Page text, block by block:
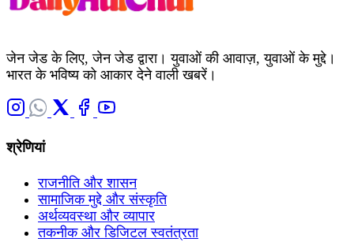
जेन जेड के लिए, जेन जेड द्वारा। युवाओं की आवाज़, युवाओं के मुद्दे।
भारत के भविष्य को आकार देने वाली खबरें।
श्रेणियां
राजनीति और शासन
सामाजिक मुद्दे और संस्कृति
अर्थव्यवस्था और व्यापार
तकनीक और डिजिटल स्वतंत्रता